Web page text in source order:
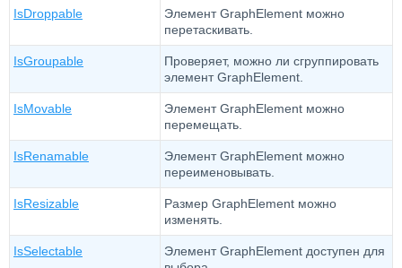
IsDroppable
Элемент GraphElement можно
перетаскивать.
IsGroupable
Проверяет, можно ли сгруппировать
элемент GraphElement.
IsMovable
Элемент GraphElement можно
перемещать.
IsRenamable
Элемент GraphElement можно
переименовывать.
IsResizable
Размер GraphElement можно
изменять.
IsSelectable
Элемент GraphElement доступен для